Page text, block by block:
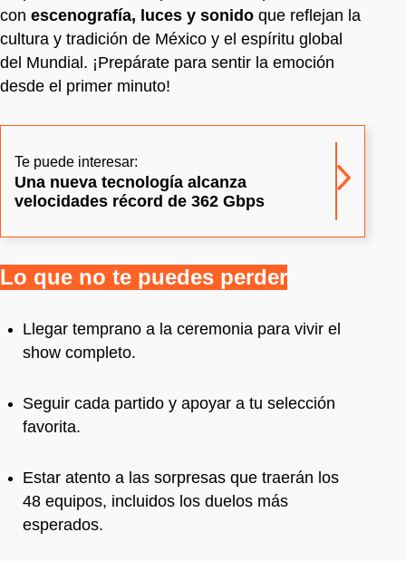
con escenografía, luces y sonido que reflejan la
cultura y tradición de México y el espíritu global
del Mundial. ¡Prepárate para sentir la emoción
desde el primer minuto!
Te puede interesar:
Una nueva tecnología alcanza
velocidades récord de 362 Gbps
Lo que no te puedes perder
Llegar temprano a la ceremonia para vivir el
show completo.
Seguir cada partido y apoyar a tu selección
favorita.
Estar atento a las sorpresas que traerán los
48 equipos, incluidos los duelos más
esperados.